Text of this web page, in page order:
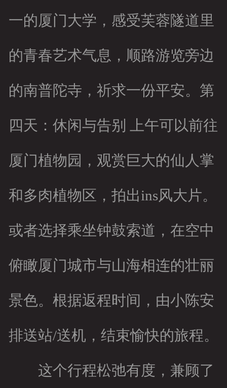
一的厦门大学，感受芙蓉隧道里
的青春艺术气息，顺路游览旁边
的南普陀寺，祈求一份平安。第
四天：休闲与告别 上午可以前往
厦门植物园，观赏巨大的仙人掌
和多肉植物区，拍出ins风大片。
或者选择乘坐钟鼓索道，在空中
俯瞰厦门城市与山海相连的壮丽
景色。根据返程时间，由小陈安
排送站/送机，结束愉快的旅程。
这个行程松弛有度，兼顾了